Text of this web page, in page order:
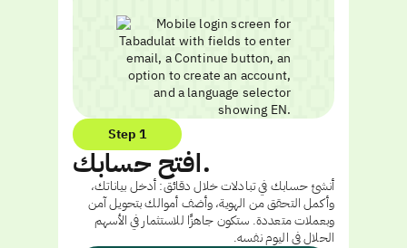
Step 1
افتح حسابك.
أنشئ حسابك في تبادلات خلال دقائق: أدخل بياناتك،
وأكمل التحقق من الهوية، وأضف أموالك بتحويل آمن
وبعملات متعددة. ستكون جاهزًا للاستثمار في الأسهم
الحلال في اليوم نفسه.